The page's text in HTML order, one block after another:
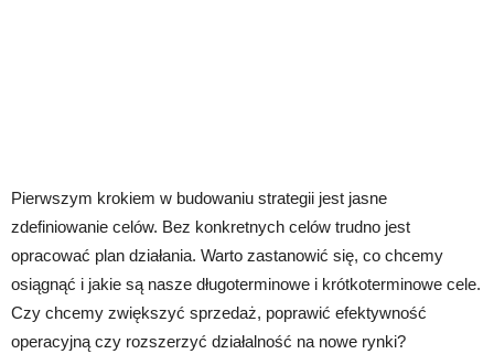
Pierwszym krokiem w budowaniu strategii jest jasne
zdefiniowanie celów. Bez konkretnych celów trudno jest
opracować plan działania. Warto zastanowić się, co chcemy
osiągnąć i jakie są nasze długoterminowe i krótkoterminowe cele.
Czy chcemy zwiększyć sprzedaż, poprawić efektywność
operacyjną czy rozszerzyć działalność na nowe rynki?